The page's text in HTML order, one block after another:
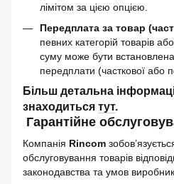
лімітом за цією опцією.
Передплата за товар
певних категорій товарів
суму може бути
передплати (часткової або
Більш детальна
знаходиться тут.
Гарантійне
Компанія Rincom
обслуговування товарів
законодавства та умов